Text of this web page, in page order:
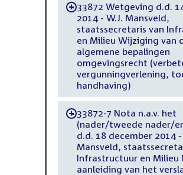
-33872 Wetgeving d.d.
2014 - W.J. Mansveld,
staatssecretaris van
en Milieu Wijziging van
algemene bepalingen
omgevingsrecht
vergunningverlening,
handhaving)
-33872-7 Nota n.a.v. het
(nader/tweede nader/
d.d. 18 december 2014 -
Mansveld,
Infrastructuur en Milieu
aanleiding van het